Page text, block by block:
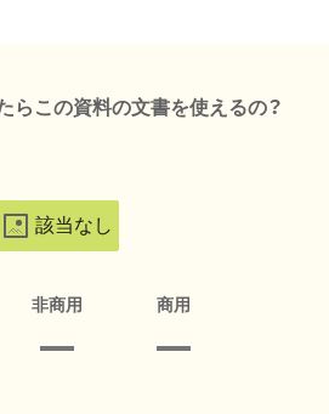
らこの資料の文書を使えるの？
該当なし
非商用 商用